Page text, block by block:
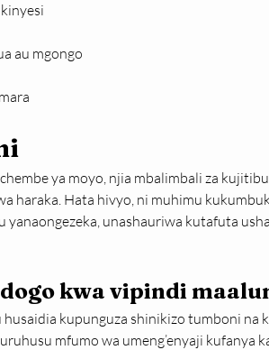
au mgongo
ya moyo, njia mbalimbali za
haraka. Hata hivyo, ni muhimu
yanaongezeka, unashauriwa kutafuta
kwa vipindi
kupunguza shinikizo tumboni na
mfumo wa umeng’enyaji kufanya